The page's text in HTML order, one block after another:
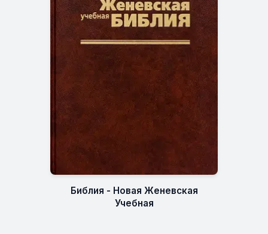
Библия - Новая Женевская
Учебная